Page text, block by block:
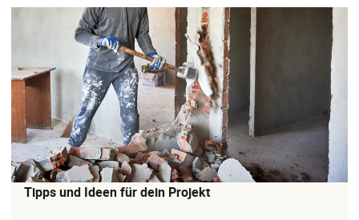
Tipps und Ideen für dein Projekt